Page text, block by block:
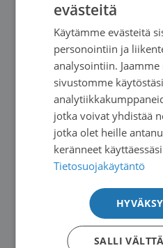
Toinen syöpäni on –
minut
potilasryhmään.
toivottavasti joudu
liian pitkään.
Kiitos, SSP!
Onnea alkavalle 50-
että pidät nykyisen
moninaisuus on Sinulle
evästeitä
Käytämme evästeitä
personointiin ja
analysointiin.
sivustomme
jotka voivat yhdistää
jotka olet heille
keränneet
Tietosuojakäytäntö
SALLI